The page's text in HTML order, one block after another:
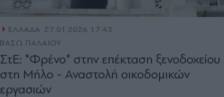
ΕΛΛΑΔΑ 27.01.2026 17:43
ΒΑΣΩ ΠΑΛΑΙΟΥ
ΣτΕ: "Φρένο" στην επέκταση ξενοδοχείου
στη Μήλο - Αναστολή οικοδομικών
εργασιών